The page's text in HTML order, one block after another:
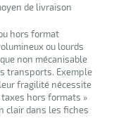
de livraison
hors format
ou lourds
non mécanisable
transports. Exemple
fragilité nécessite
taxes hors formats »
clair dans les fiches